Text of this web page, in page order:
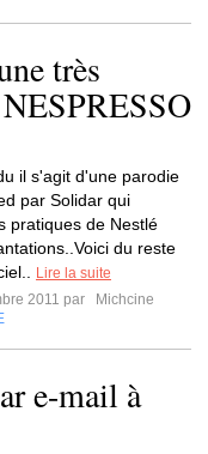
très
il s'agit d'une parodie
par Solidar qui
pratiques de Nestlé
du reste
Lire la suite
2011 par
Michcine
e-mail à